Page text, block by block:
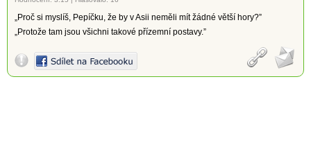
„Proč si myslíš, Pepíčku, že by v Asii neměli mít žádné větší hory?”
„Protože tam jsou všichni takové přízemní postavy.”